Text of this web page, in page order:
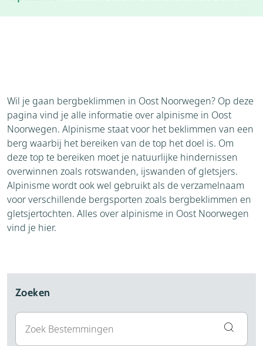
Weer
Wil je gaan bergbeklimmen in Oost Noorwegen? Op deze
pagina vind je alle informatie over alpinisme in Oost
Noorwegen. Alpinisme staat voor het beklimmen van een
berg waarbij het bereiken van de top het doel is. Om
deze top te bereiken moet je natuurlijke hindernissen
overwinnen zoals rotswanden, ijswanden of gletsjers.
Alpinisme wordt ook wel gebruikt als de verzamelnaam
voor verschillende bergsporten zoals bergbeklimmen en
gletsjertochten. Alles over alpinisme in Oost Noorwegen
vind je hier.
Zoeken